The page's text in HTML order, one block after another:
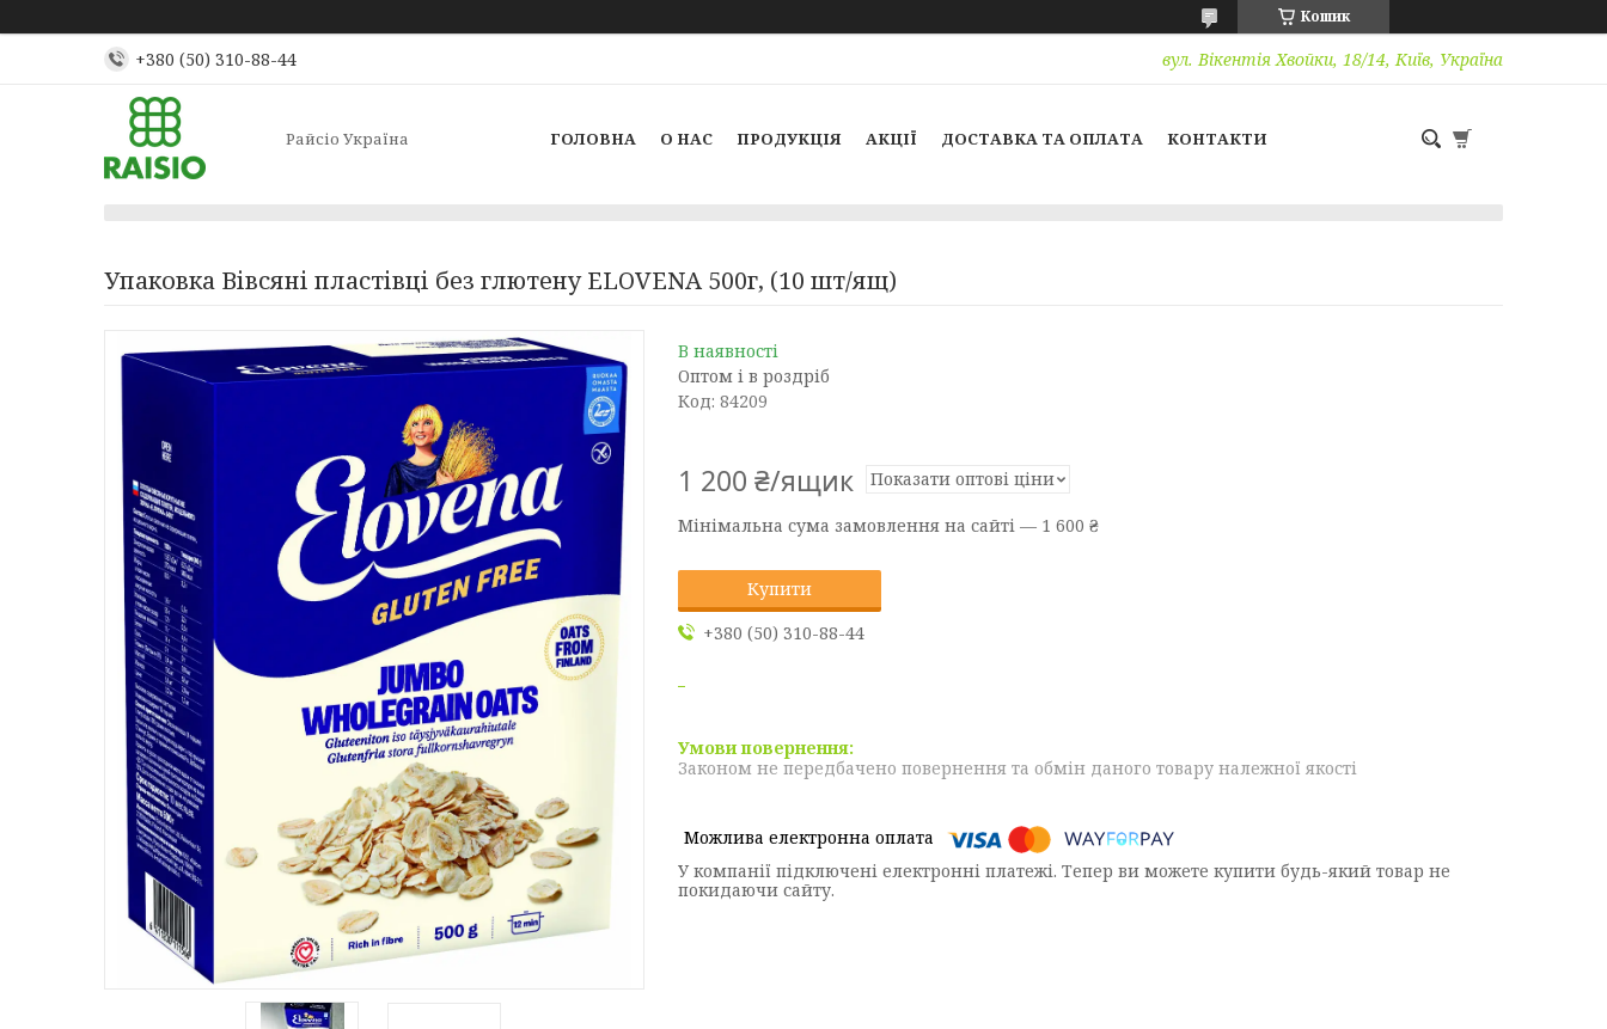
Кошик
+380 (50) 310-88-44 вул. Вікентія Хвойки, 18/14, Київ, Україна
Райсіо Україна ГОЛОВНА О НАС ПРОДУКЦІЯ АКЦІЇ ДОСТАВКА ТА ОПЛАТА КОНТАКТИ
Упаковка Вівсяні пластівці без глютену ELOVENA 500г, (10 шт/ящ)
В наявності
Оптом і в роздріб
Код: 84209
1 200 ₴/ящик Показати оптові ціни
Мінімальна сума замовлення на сайті — 1 600 ₴
Купити
+380 (50) 310-88-44
Законом не передбачено повернення та обмін даного товару належної якості
У компанії підключені електронні платежі. Тепер ви можете купити будь-який товар не
покидаючи сайту.